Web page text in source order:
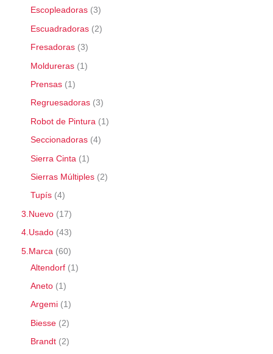
Escopleadoras 3
Escuadradoras 2
Fresadoras 3
Moldureras 1
Prensas 1
Regruesadoras 3
Robot de Pintura 1
Seccionadoras 4
Sierra Cinta 1
Sierras Múltiples 2
Tupís 4
3.Nuevo 17
4.Usado 43
5.Marca
60
Altendorf
1
Aneto 1
Argemi 1
Biesse 2
Brandt 2